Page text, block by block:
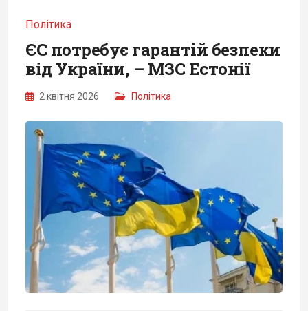
Політика
ЄС потребує гарантій безпеки
від України, – МЗС Естонії
2 квітня 2026 Політика